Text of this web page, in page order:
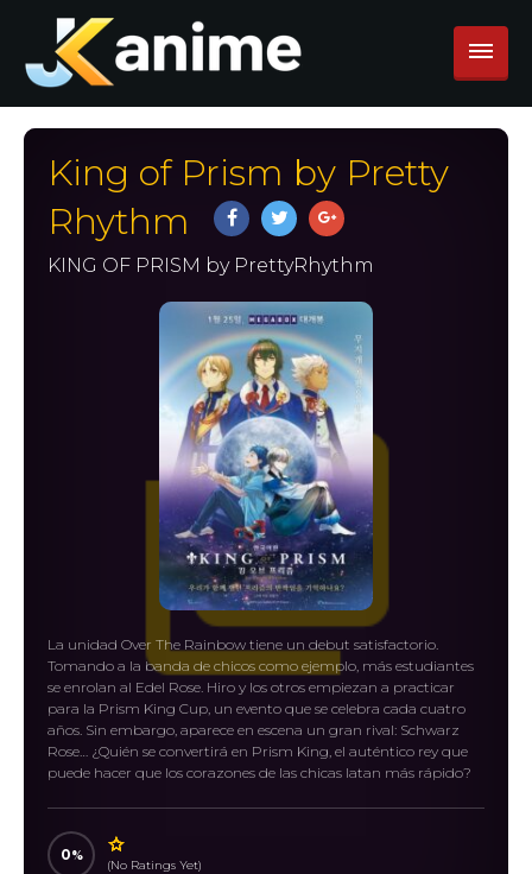
King of Prism by Pretty
Rhythm
KING OF PRISM by PrettyRhythm
La unidad Over The Rainbow tiene un debut satisfactorio.
Tomando a la banda de chicos como ejemplo, más estudiantes
se enrolan al Edel Rose. Hiro y los otros empiezan a practicar
para la Prism King Cup, un evento que se celebra cada cuatro
años. Sin embargo, aparece en escena un gran rival: Schwarz
Rose… ¿Quién se convertirá en Prism King, el auténtico rey que
puede hacer que los corazones de las chicas latan más rápido?
0
(No Ratings Yet)